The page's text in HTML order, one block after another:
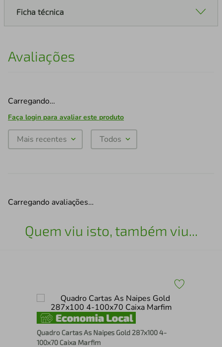
Ficha técnica
Avaliações
Carregando…
Faça login para avaliar este produto
Mais recentes Todos
Carregando avaliações…
Quem viu isto, também viu...
Quadro Cartas As Naipes Gold 287x100 4-
100x70 Caixa Marfim